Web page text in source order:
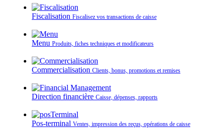
Fiscalisation Fiscalisez vos transactions de caisse
Menu Produits, fiches techniques et modificateurs
Commercialisation Clients, bonus, promotions et remises
Direction financière Caisse, dépenses, rapports
Pos-terminal Ventes, impression des reçus, opérations de caisse